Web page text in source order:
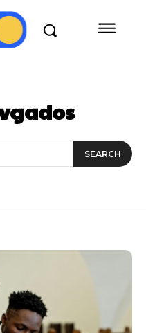
SEARCH